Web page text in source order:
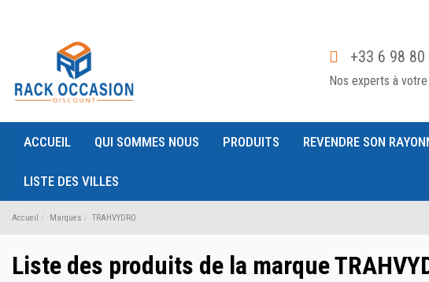
+33 6 98 80
Nos experts à
ACCUEIL QUI SOMMES NOUS PRODUITS REVENDRE SON
LISTE DES VILLES
Accueil Marques TRAHVYDRO
Liste des produits de la marque